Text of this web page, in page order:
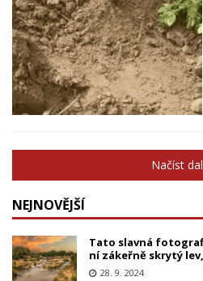
Načíst
NEJNOVĚJŠÍ
Tato slavná
ní zákeřně skrytý
28. 9. 2024